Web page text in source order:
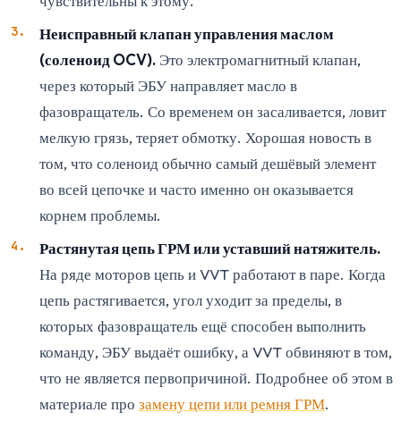
Неисправный клапан управления маслом
(соленоид OCV). Это электромагнитный клапан,
через который ЭБУ направляет масло в
фазовращатель. Со временем он засаливается, ловит
мелкую грязь, теряет обмотку. Хорошая новость в
том, что соленоид обычно самый дешёвый элемент
во всей цепочке и часто именно он оказывается
корнем проблемы.
Растянутая цепь ГРМ или уставший натяжитель.
На ряде моторов цепь и VVT работают в паре. Когда
цепь растягивается, угол уходит за пределы, в
которых фазовращатель ещё способен выполнить
команду, ЭБУ выдаёт ошибку, а VVT обвиняют в том,
что не является первопричиной. Подробнее об этом в
материале про замену цепи или ремня ГРМ.